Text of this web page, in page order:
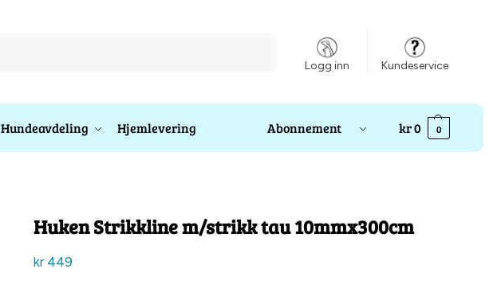
Logg inn Kundeservice
Hundeavdeling Hjemlevering Abonnement kr0 0
Huken Strikkline m/strikk tau 10mmx300cm
kr449